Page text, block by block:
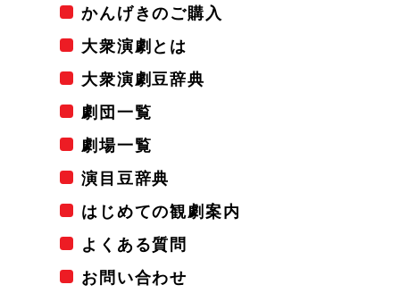
かんげきのご購入
大衆演劇とは
大衆演劇豆辞典
劇団一覧
劇場一覧
演目豆辞典
はじめての観劇案内
よくある質問
お問い合わせ